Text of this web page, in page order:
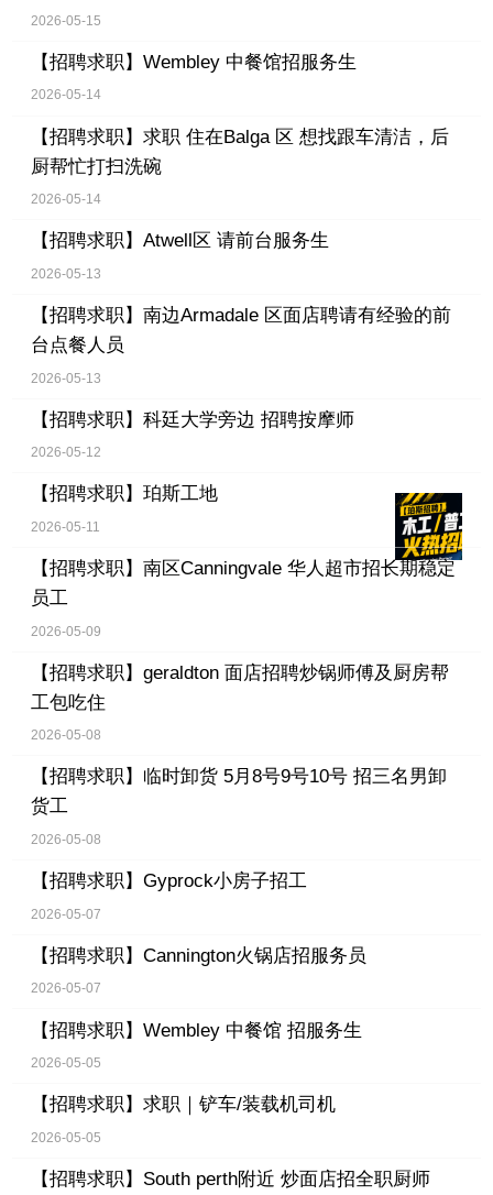
2026-05-15
【招聘求职】 Wembley 中餐馆招服务生
2026-05-14
【招聘求职】 求职 住在Balga 区 想找跟车清洁，后
厨帮忙打扫洗碗
2026-05-14
【招聘求职】 Atwell区 请前台服务生
2026-05-13
【招聘求职】 南边Armadale 区面店聘请有经验的前
台点餐人员
2026-05-13
【招聘求职】 科廷大学旁边 招聘按摩师
2026-05-12
【招聘求职】 珀斯工地
2026-05-11
【招聘求职】 南区Canningvale 华人超市招长期稳定
员工
2026-05-09
【招聘求职】 geraldton 面店招聘炒锅师傅及厨房帮
工包吃住
2026-05-08
【招聘求职】 临时卸货 5月8号9号10号 招三名男卸
货工
2026-05-08
【招聘求职】 Gyprock小房子招工
2026-05-07
【招聘求职】 Cannington火锅店招服务员
2026-05-07
【招聘求职】 Wembley 中餐馆 招服务生
2026-05-05
【招聘求职】 求职｜铲车/装载机司机
2026-05-05
【招聘求职】 South perth附近 炒面店招全职厨师